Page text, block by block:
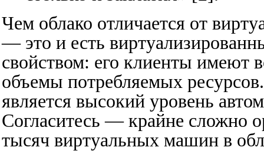
Чем облако отличается от
— это и есть
свойством: его клиенты имеют
объемы потребляемых
является высокий уровень
Согласитесь — крайне сложно
тысяч виртуальных машин в